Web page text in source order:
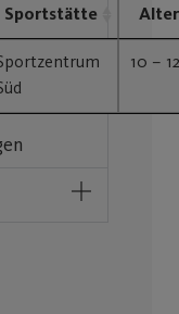
Sportstätte Alter
10 – 12